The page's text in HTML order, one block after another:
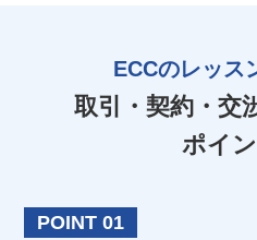
ECCのレッス
取引・契約・交
ポイン
POINT 01